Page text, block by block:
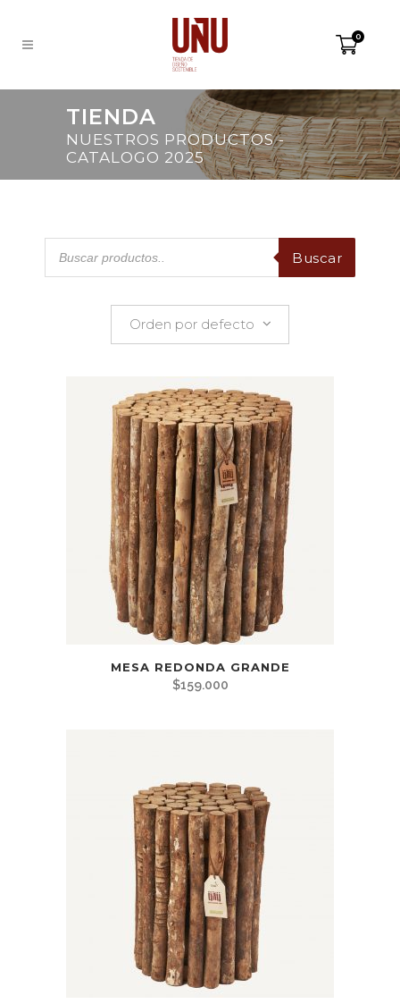
0
TIENDA
NUESTROS PRODUCTOS -
CATALOGO 2025
search
Buscar
Mostrando 25–36 de 54 resultados
Orden por defecto
MESA REDONDA GRANDE
$159.000